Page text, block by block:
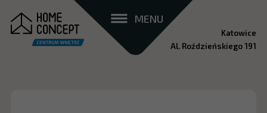
MENU
Katowice
Al. Roździeńskiego 191